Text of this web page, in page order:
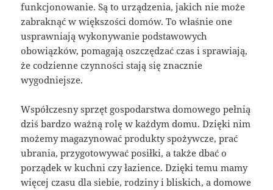
funkcjonowanie. Są to urządzenia, jakich nie może
zabraknąć w większości domów. To właśnie one
usprawniają wykonywanie podstawowych
obowiązków, pomagają oszczędzać czas i sprawiają,
że codzienne czynności stają się znacznie
wygodniejsze.
Współczesny sprzęt gospodarstwa domowego pełnią
dziś bardzo ważną rolę w każdym domu. Dzięki nim
możemy magazynować produkty spożywcze, prać
ubrania, przygotowywać posiłki, a także dbać o
porządek w kuchni czy łazience. Dzięki temu mamy
więcej czasu dla siebie, rodziny i bliskich, a domowe